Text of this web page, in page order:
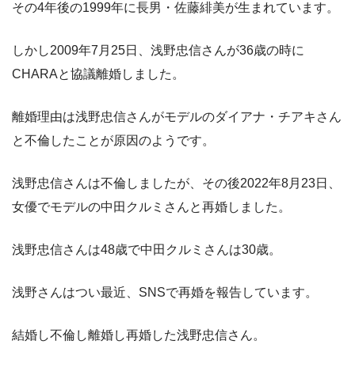
その4年後の1999年に長男・佐藤緋美が生まれています。
しかし2009年7月25日、浅野忠信さんが36歳の時に
CHARAと協議離婚しました。
離婚理由は浅野忠信さんがモデルのダイアナ・チアキさん
と不倫したことが原因のようです。
浅野忠信さんは不倫しましたが、その後2022年8月23日、
女優でモデルの中田クルミさんと再婚しました。
浅野忠信さんは48歳で中田クルミさんは30歳。
浅野さんはつい最近、SNSで再婚を報告しています。
結婚し不倫し離婚し再婚した浅野忠信さん。